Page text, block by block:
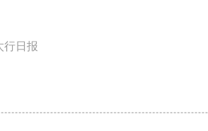
行日报